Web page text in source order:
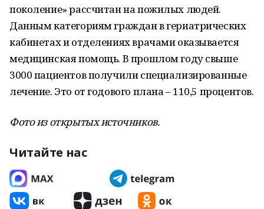
поколение» рассчитан на пожилых людей.
Данным категориям граждан в гериатрических
кабинетах и отделениях врачами оказывается
медицинская помощь. В прошлом году свыше
3000 пациентов получили специализированные
лечение. Это от годового плана – 110,5 процентов.
Фото из открытых источников.
Читайте нас